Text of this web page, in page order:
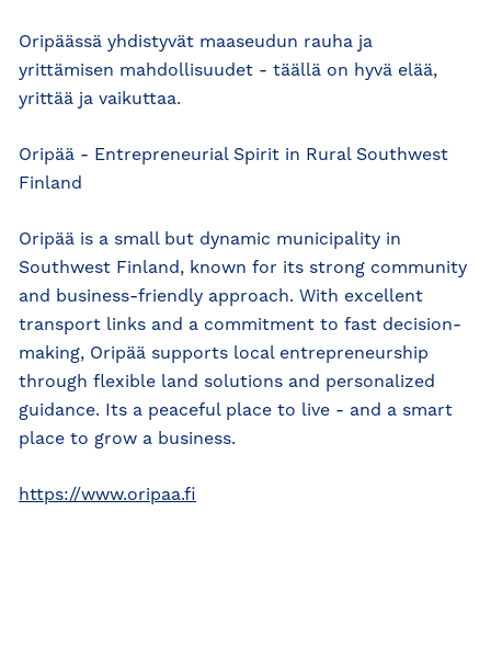
Oripäässä yhdistyvät maaseudun rauha ja
yrittämisen mahdollisuudet - täällä on hyvä elää,
yrittää ja vaikuttaa.
Oripää - Entrepreneurial Spirit in Rural Southwest
Finland
Oripää is a small but dynamic municipality in
Southwest Finland, known for its strong community
and business-friendly approach. With excellent
transport links and a commitment to fast decision-
making, Oripää supports local entrepreneurship
through flexible land solutions and personalized
guidance. Its a peaceful place to live - and a smart
place to grow a business.
https://www.oripaa.fi